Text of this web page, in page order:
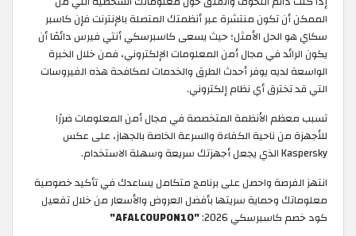
الممكن أن تكون منتشرة عبر أنظمتك المتصلة بالإنترنت فإن كاسبر
سكاي هو الحل الأمثل؛ حيث يسعى كاسبرسكي أنتي فيرس دائمًا أن
يكون الرائد في مجال أمن المعلومات الإلكتروني، فمن خلال الخبرة
الواسعة لديه يوفر أحدث الطرق والخدمات لمكافحة هذه الفيروسات
التي قد تخترق أي نظام إلكتروني.
تسبب معظم الأنظمة المتخصصة في مجال أمن المعلومات ضررًا
للأجهزة من ناحية الكفاءة والسرعة الخاصة بالجهاز، على عكس
Kaspersky الذي يجعل أجهزتك سريعة وسهلة الاستخدام.
انتهز الفرصة واحصل على برنامج متكامل يساعدك في تأكيد خصوصية
معلوماتك وحماية سريتها بأفضل العروض والأسعار من خلال تفعيل
كود خصم كاسبرسكي 2026:
"AFALCOUPON10"